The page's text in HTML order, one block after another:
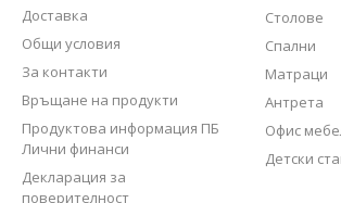
Доставка
Общи условия
За контакти
Връщане на продукти
Продуктова информация ПБ
Лични финанси
Декларация за
поверителност
Столове
Спални
Матраци
Антрета
Офис
Детски